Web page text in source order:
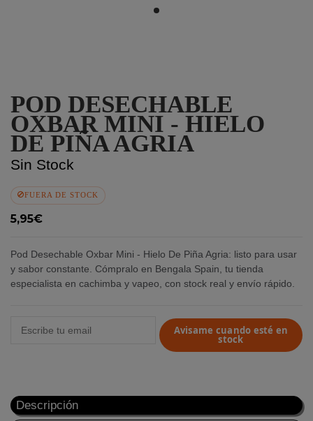
POD DESECHABLE
OXBAR MINI - HIELO
DE PIÑA AGRIA
Sin Stock
FUERA DE STOCK
5,95€
Pod Desechable Oxbar Mini - Hielo De Piña Agria: listo para usar
y sabor constante. Cómpralo en Bengala Spain, tu tienda
especialista en cachimba y vapeo, con stock real y envío rápido.
Avisame cuando esté en
stock
Descripción